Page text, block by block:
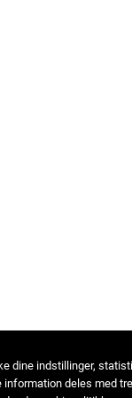
dine indstillinger,
information deles med